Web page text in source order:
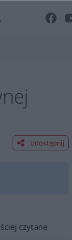
Udostępnij
czytane